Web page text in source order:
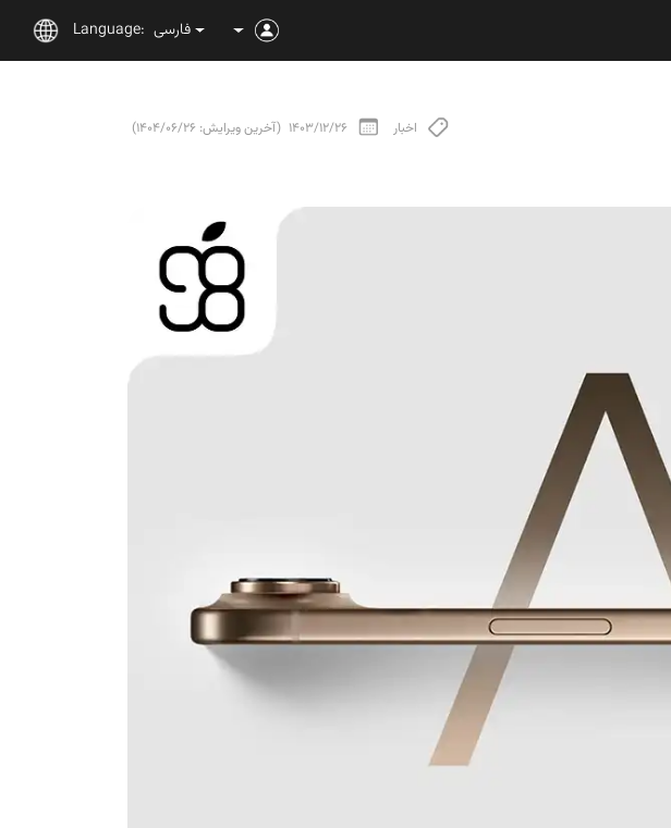
Language: فارسی
اخبار 1403/12/26 (آخرین ویرایش: 1404/06/26)